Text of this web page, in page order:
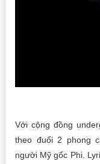
Với cộng đồng
theo đuổi 2 phong
người Mỹ gốc Phi.